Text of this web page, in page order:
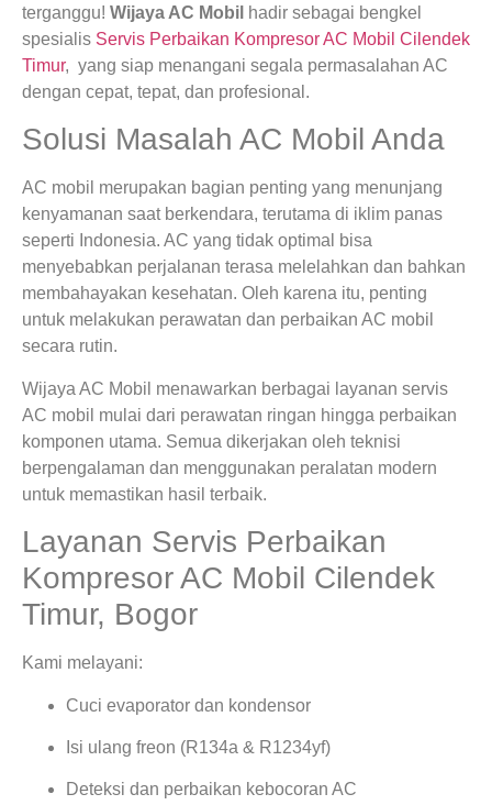
terganggu! Wijaya AC Mobil hadir sebagai bengkel
spesialis Servis Perbaikan Kompresor AC Mobil Cilendek
Timur, yang siap menangani segala permasalahan AC
dengan cepat, tepat, dan profesional.
Solusi Masalah AC Mobil Anda
AC mobil merupakan bagian penting yang menunjang
kenyamanan saat berkendara, terutama di iklim panas
seperti Indonesia. AC yang tidak optimal bisa
menyebabkan perjalanan terasa melelahkan dan bahkan
membahayakan kesehatan. Oleh karena itu, penting
untuk melakukan perawatan dan perbaikan AC mobil
secara rutin.
Wijaya AC Mobil menawarkan berbagai layanan servis
AC mobil mulai dari perawatan ringan hingga perbaikan
komponen utama. Semua dikerjakan oleh teknisi
berpengalaman dan menggunakan peralatan modern
untuk memastikan hasil terbaik.
Layanan Servis Perbaikan
Kompresor AC Mobil Cilendek
Timur, Bogor
Kami melayani:
Cuci evaporator dan kondensor
Isi ulang freon (R134a & R1234yf)
Deteksi dan perbaikan kebocoran AC